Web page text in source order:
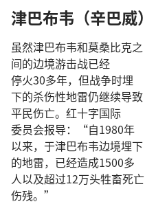
津巴布韦 （辛巴威）
虽然津巴布韦和莫桑比克之
间的边境游击战已经
停火30多年， 但战争时埋
下的杀伤性地雷仍继续导致
平民伤亡。 红十字国际
委员会报导：“自1980年
以来， 于津巴布韦边境埋下
的地雷， 已经造成1500多
人以及超过12万头牲畜死亡
伤残。”